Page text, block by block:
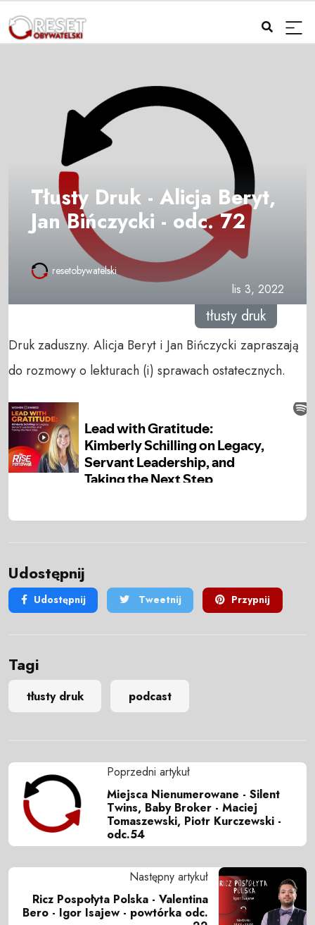
Tłusty Druk - Alicja Beryt,
Jan Bińczycki - odc. 72
resetobywatelski
lis 3, 2022
tłusty druk
Druk zaduszny. Alicja Beryt i Jan Bińczycki zapraszają
do rozmowy o lekturach (i) sprawach ostatecznych.
Udostępnij
Udostępnij Tweetnij Przypnij
Tagi
tłusty druk podcast
Poprzedni artykuł
Miejsca Nienumerowane - Silent
Twins, Baby Broker - Maciej
Tomaszewski, Piotr Kurczewski -
odc.54
Następny artykuł
Ricz Pospołyta Polska - Valentina
Bero - Igor Isajew - powtórka odc.